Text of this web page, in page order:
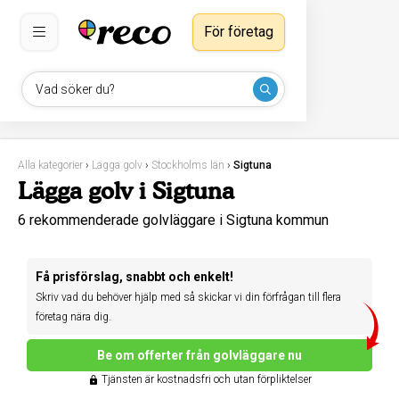
Vad söker du?
För företag
Alla kategorier › Lägga golv › Stockholms län › Sigtuna
Lägga golv i Sigtuna
6 rekommenderade golvläggare i Sigtuna kommun
Få prisförslag, snabbt och enkelt!
Skriv vad du behöver hjälp med så skickar vi din förfrågan till flera
företag nära dig.
Be om offerter från golvläggare nu
Tjänsten är kostnadsfri och utan förpliktelser